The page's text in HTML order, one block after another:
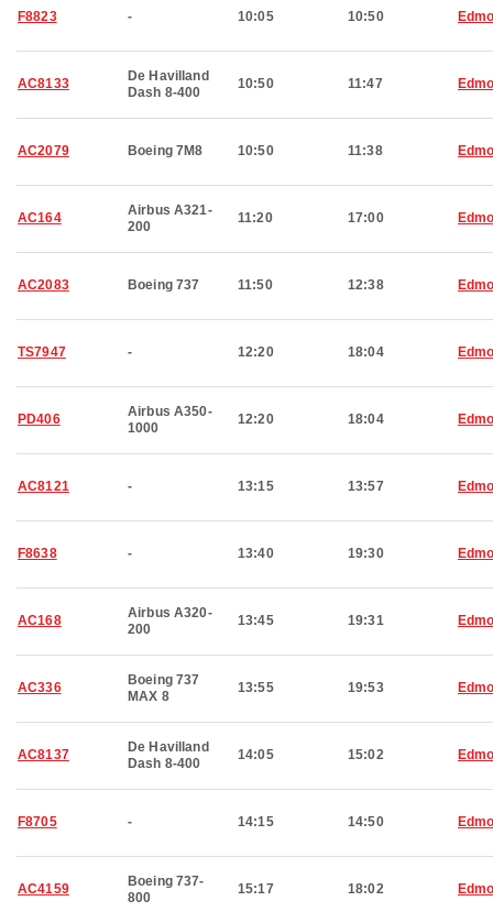
F8823 - 10:05 10:50
AC8133
De Havilland
Dash 8-400
10:50 11:47
AC2079 Boeing 7M8 10:50 11:38
AC164
Airbus A321-
200
11:20 17:00
AC2083 Boeing 737 11:50 12:38
TS7947 - 12:20 18:04
PD406
Airbus A350-
1000
12:20 18:04
AC8121 - 13:15 13:57
F8638 - 13:40 19:30
AC168
Airbus A320-
200
13:45 19:31
AC336
Boeing 737
MAX 8
13:55 19:53
AC8137
De Havilland
Dash 8-400
14:05 15:02
F8705 - 14:15 14:50
AC4159
Boeing 737-
800
15:17 18:02